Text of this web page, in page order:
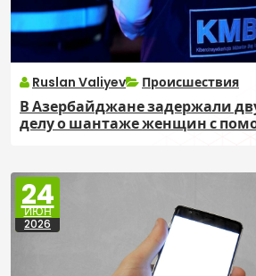
Ruslan Valiyev Происшествия
В Азербайджане задержали
делу о шантаже женщин с
24
ИЮН
2026